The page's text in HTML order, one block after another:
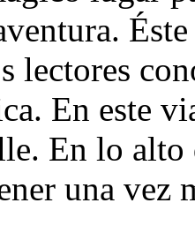
lectores
En este
En lo alto
una vez